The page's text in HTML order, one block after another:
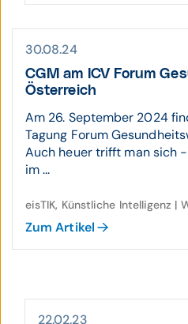
30.08.24
CGM am ICV Forum
Öster­reich
Am 26. September 2024
Tagung Forum
Auch heuer trifft man sich
im ...
eisTIK, Künstliche Intelligenz |
Zum Artikel
22.02.23